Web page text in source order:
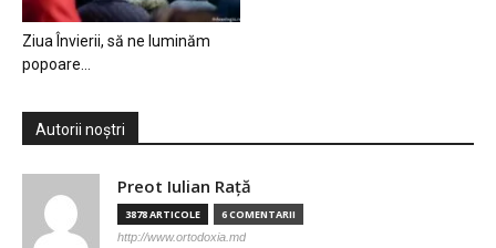
Ziua Învierii, să ne luminăm
popoare…
Autorii noștri
Preot Iulian Raţă
3878 ARTICOLE 6 COMENTARII
http://www.ortodoxia.md